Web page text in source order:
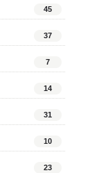
45
37
7
14
31
10
23